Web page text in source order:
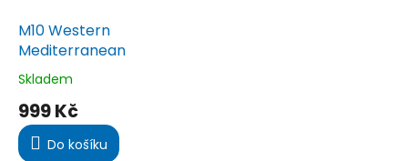
M10 Western
Mediterranean
Průměrné
hodnocení
produktu
je
5,0
Skladem
999 Kč
Do košíku